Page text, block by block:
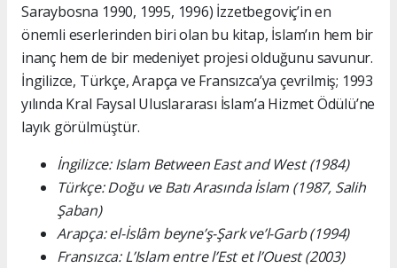
Saraybosna 1990, 1995, 1996) İzzetbegoviç’in en
önemli eserlerinden biri olan bu kitap, İslam’ın hem bir
inanç hem de bir medeniyet projesi olduğunu savunur.
İngilizce, Türkçe, Arapça ve Fransızca’ya çevrilmiş; 1993
yılında Kral Faysal Uluslararası İslam’a Hizmet Ödülü’ne
layık görülmüştür.
İngilizce: Islam Between East and West (1984)
Türkçe: Doğu ve Batı Arasında İslam (1987, Salih
Şaban)
Arapça: el-İslâm beyne’ş-Şark ve’l-Garb (1994)
Fransızca: L’Islam entre l’Est et l’Ouest (2003)